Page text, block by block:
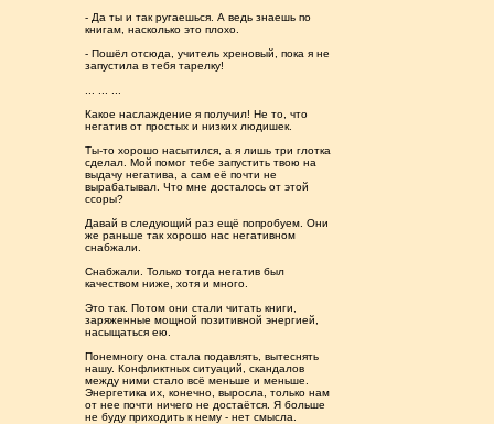
- Да ты и так ругаешься. А ведь знаешь по
книгам, насколько это плохо.
- Пошёл отсюда, учитель хреновый, пока я не
запустила в тебя тарелку!
Какое наслаждение я получил! Не то, что
негатив от простых и низких людишек.
Ты-то хорошо насытился, а я лишь три глотка
сделал. Мой помог тебе запустить твою на
выдачу негатива, а сам её почти не
вырабатывал. Что мне досталось от этой
ссоры?
Давай в следующий раз ещё попробуем. Они
же раньше так хорошо нас негативном
снабжали.
Снабжали. Только тогда негатив был
качеством ниже, хотя и много.
Это так. Потом они стали читать книги,
заряженные мощной позитивной энергией,
насыщаться ею.
Понемногу она стала подавлять, вытеснять
нашу. Конфликтных ситуаций, скандалов
между ними стало всё меньше и меньше.
Энергетика их, конечно, выросла, только нам
от нее почти ничего не достаётся. Я больше
не буду приходить к нему - нет смысла.